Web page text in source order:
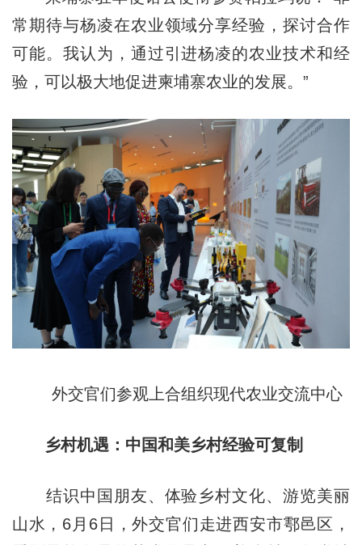
常期待与杨凌在农业领域分享经验，探讨合作
可能。我认为，通过引进杨凌的农业技术和经
验，可以极大地促进柬埔寨农业的发展。”
外交官们参观上合组织现代农业交流中心
乡村机遇：中国和美乡村经验可复制
结识中国朋友、体验乡村文化、游览美丽
山水，6月6日，外交官们走进西安市鄠邑区，